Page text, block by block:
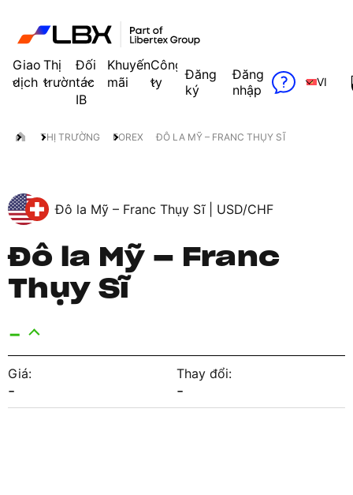
Giao
dịch
Thị
trường
Đối
tác
IB
Khuyến
mãi
Công
ty
Đăng
ký
Đăng
nhập
VI
THỊ TRƯỜNG FOREX ĐÔ LA MỸ – FRANC THỤY SĨ
Đô la Mỹ – Franc Thụy Sĩ | USD/CHF
Đô la Mỹ – Franc
Thụy Sĩ
-
Giá:
-
Thay đổi:
-